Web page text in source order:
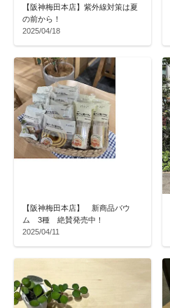
【阪神梅田本店】紫外線対策は夏
の前から！
2025/04/18
【阪神梅田本店】 新商品バウ
ム 3種 絶賛発売中！
2025/04/11